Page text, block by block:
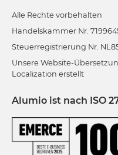
Alle Rechte vorbehalten
Handelskammer Nr.
Steuerregistrierung Nr.
Unsere Website-
Localization erstellt
Alumio ist nach ISO